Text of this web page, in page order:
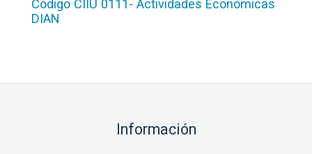
Código CIIU 0111- Actividades Económicas
DIAN
Información